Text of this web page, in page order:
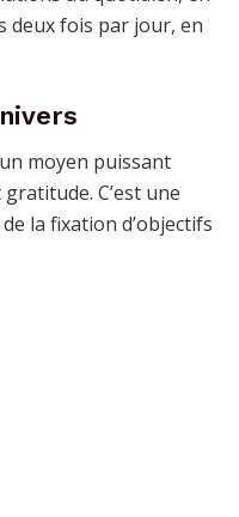
deux fois par jour, en
moyen puissant
C’est une
la fixation d’objectifs